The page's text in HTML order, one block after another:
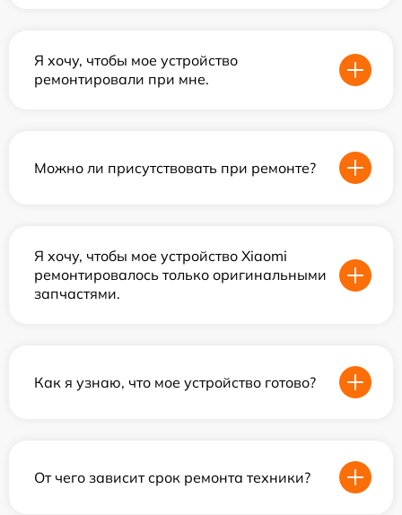
Я хочу, чтобы мое устройство
ремонтировали при мне.
Можно ли присутствовать при ремонте?
Я хочу, чтобы мое устройство Xiaomi
ремонтировалось только оригинальными
запчастями.
Как я узнаю, что мое устройство готово?
От чего зависит срок ремонта техники?